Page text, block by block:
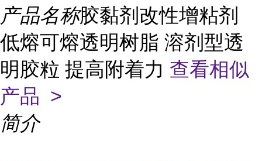
产品名称胶黏剂改性增粘剂
低熔可熔透明树脂 溶剂型透
明胶粒 提高附着力 查看相似
产品 >
简介